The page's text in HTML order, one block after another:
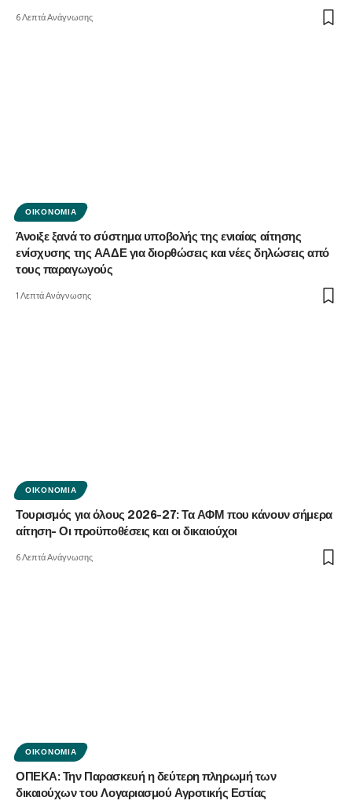
6 Λεπτά Ανάγνωσης
ΟΙΚΟΝΟΜΊΑ
Άνοιξε ξανά το σύστημα υποβολής της ενιαίας αίτησης
ενίσχυσης της ΑΑΔΕ για διορθώσεις και νέες δηλώσεις από
τους παραγωγούς
1 Λεπτά Ανάγνωσης
ΟΙΚΟΝΟΜΊΑ
Τουρισμός για όλους 2026-27: Τα ΑΦΜ που κάνουν σήμερα
αίτηση- Οι προϋποθέσεις και οι δικαιούχοι
6 Λεπτά Ανάγνωσης
ΟΙΚΟΝΟΜΊΑ
ΟΠΕΚΑ: Την Παρασκευή η δεύτερη πληρωμή των
δικαιούχων του Λογαριασμού Αγροτικής Εστίας